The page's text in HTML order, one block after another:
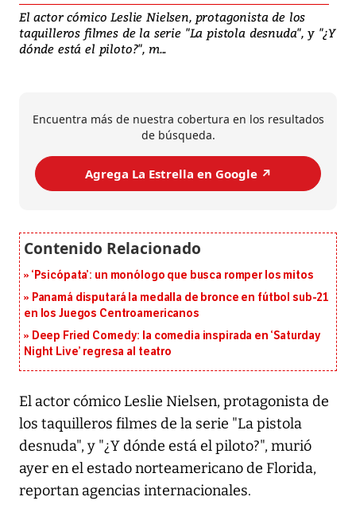
El actor cómico Leslie Nielsen, protagonista de los
taquilleros filmes de la serie "La pistola desnuda", y "¿Y
dónde está el piloto?", m...
Encuentra más de nuestra cobertura en los resultados
de búsqueda.
Agrega La Estrella en Google ↗️
‘Psicópata’: un monólogo que busca romper los mitos
Panamá disputará la medalla de bronce en fútbol sub-21
en los Juegos Centroamericanos
Deep Fried Comedy: la comedia inspirada en ‘Saturday
Night Live’ regresa al teatro
El actor cómico Leslie Nielsen, protagonista de
los taquilleros filmes de la serie "La pistola
desnuda", y "¿Y dónde está el piloto?", murió
ayer en el estado norteamericano de Florida,
reportan agencias internacionales.